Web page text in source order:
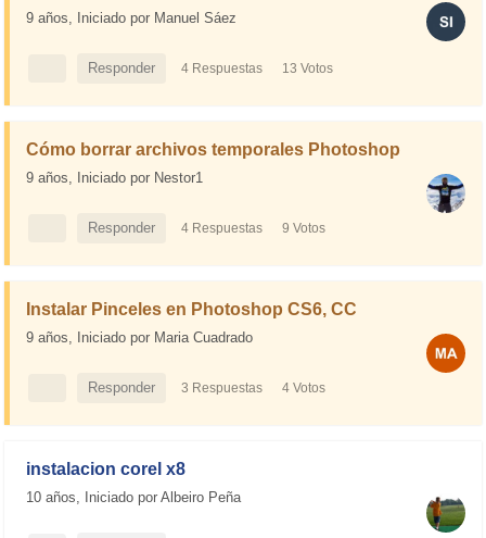
9 años, Iniciado por Manuel Sáez
Responder 4 Respuestas 13 Votos
Cómo borrar archivos temporales Photoshop
9 años, Iniciado por Nestor1
Responder 4 Respuestas 9 Votos
Instalar Pinceles en Photoshop CS6, CC
9 años, Iniciado por Maria Cuadrado
Responder 3 Respuestas 4 Votos
instalacion corel x8
10 años, Iniciado por Albeiro Peña